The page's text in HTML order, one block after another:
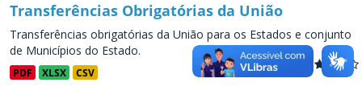
Transferências Obrigatórias da União
Transferências obrigatórias da União para os Estados e conjunto
de Municípios do Estado.
PDF XLSX CSV